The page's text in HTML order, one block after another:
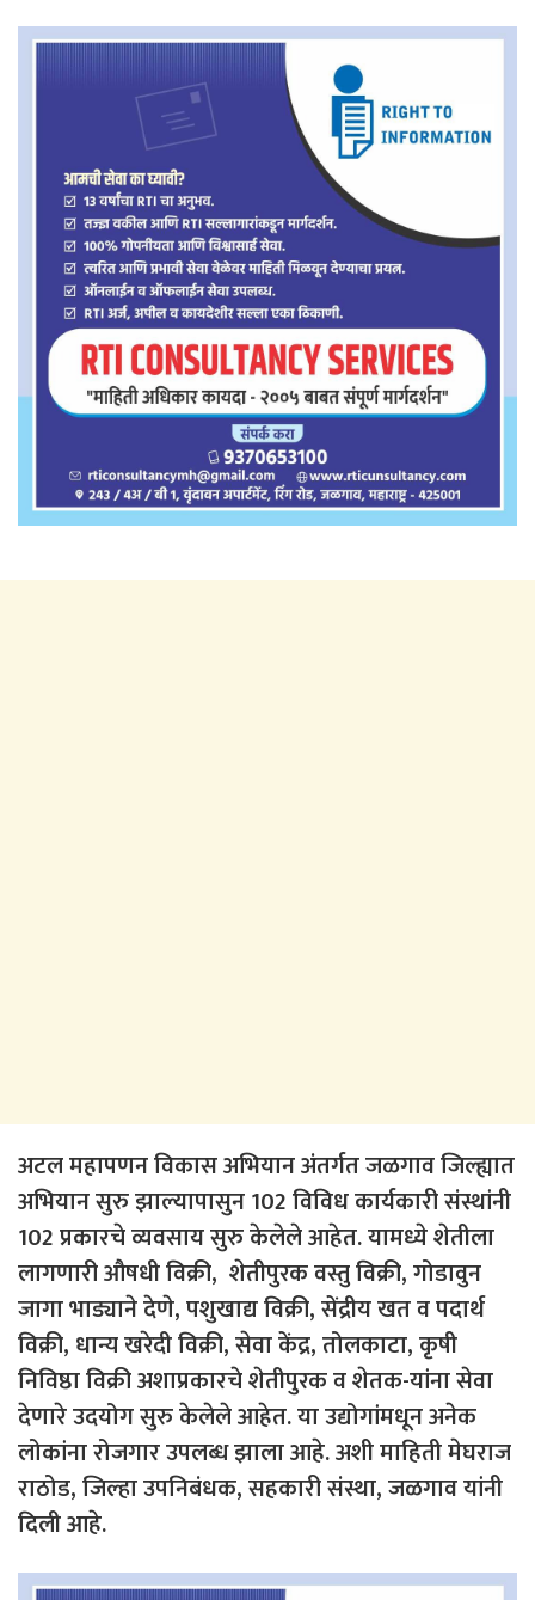
अटल महापणन विकास अभियान अंतर्गत जळगाव जिल्ह्यात
अभियान सुरु झाल्यापासुन 102 विविध कार्यकारी संस्थांनी
102 प्रकारचे व्यवसाय सुरु केलेले आहेत. यामध्ये शेतीला
लागणारी औषधी विक्री, शेतीपुरक वस्तु विक्री, गोडावुन
जागा भाड्याने देणे, पशुखाद्य विक्री, सेंद्रीय खत व पदार्थ
विक्री, धान्य खरेदी विक्री, सेवा केंद्र, तोलकाटा, कृषी
निविष्ठा विक्री अशाप्रकारचे शेतीपुरक व शेतक-यांना सेवा
देणारे उदयोग सुरु केलेले आहेत. या उद्योगांमधून अनेक
लोकांना रोजगार उपलब्ध झाला आहे. अशी माहिती मेघराज
राठोड, जिल्हा उपनिबंधक, सहकारी संस्था, जळगाव यांनी
दिली आहे.